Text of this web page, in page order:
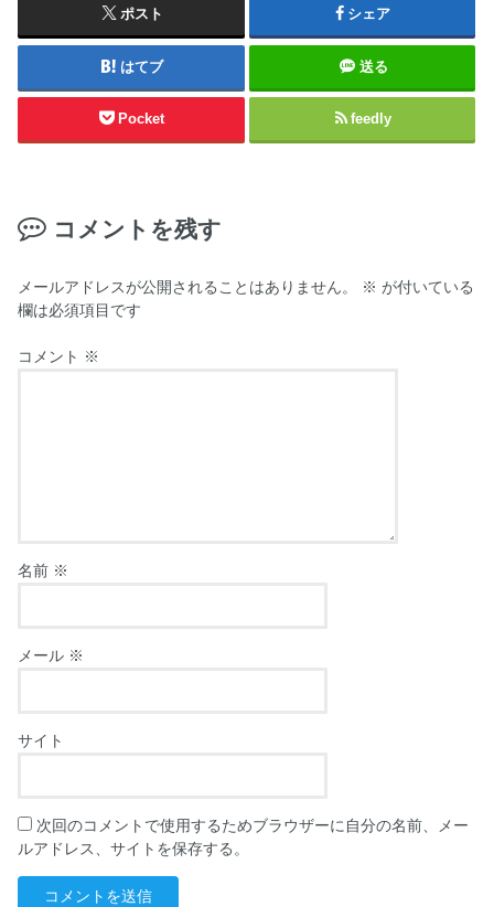
ポスト シェア
はてブ 送る
Pocket feedly
コメントを残す
メールアドレスが公開されることはありません。 ※ が付いている
欄は必須項目です
コメント ※
名前 ※
メール ※
サイト
次回のコメントで使用するためブラウザーに自分の名前、メー
ルアドレス、サイトを保存する。